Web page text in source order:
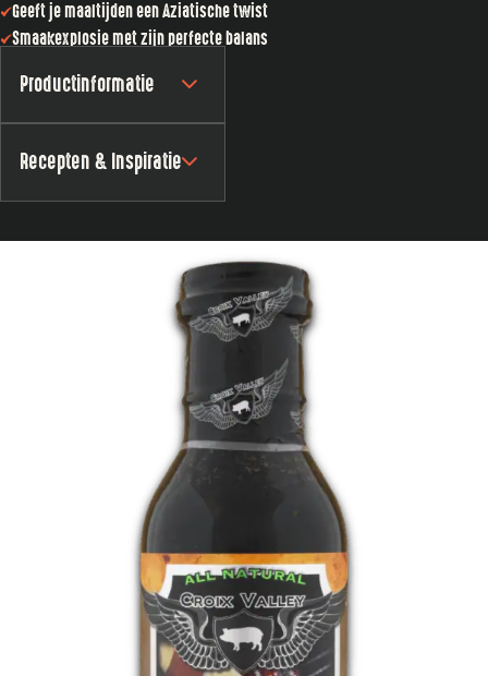
Geeft je maaltijden een Aziatische twist
Smaakexplosie met zijn perfecte balans
Productinformatie
Recepten & Inspiratie